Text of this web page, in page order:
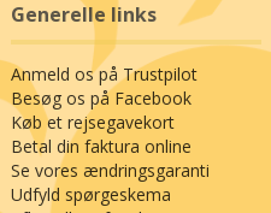
Generelle links
Anmeld os på Trustpilot
Besøg os på Facebook
Køb et rejsegavekort
Betal din faktura online
Se vores ændringsgaranti
Udfyld spørgeskema